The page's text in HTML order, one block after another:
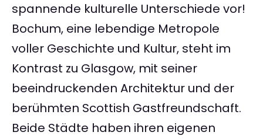
spannende kulturelle Unterschiede vor!
Bochum, eine lebendige Metropole
voller Geschichte und Kultur, steht im
Kontrast zu Glasgow, mit seiner
beeindruckenden Architektur und der
berühmten Scottish Gastfreundschaft.
Beide Städte haben ihren eigenen